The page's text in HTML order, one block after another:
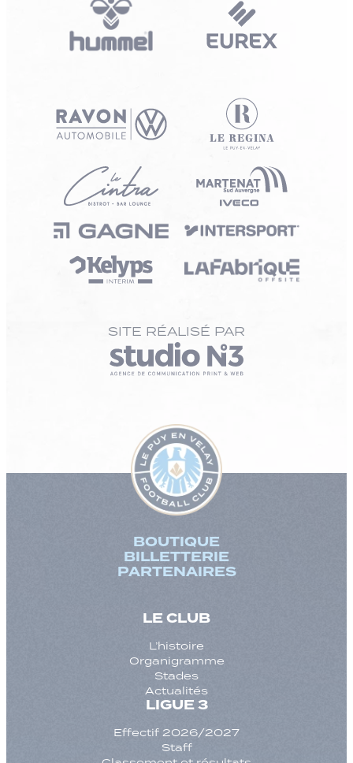
SITE RÉALISÉ PAR
BOUTIQUE
BILLETTERIE
PARTENAIRES
LE CLUB
L’histoire
Organigramme
Stades
Actualités
LIGUE 3
Effectif 2026/2027
Staff